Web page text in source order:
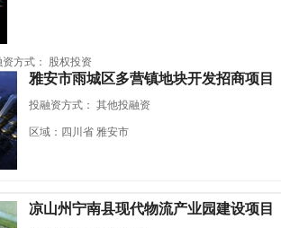
资方式： 股权投资
雅安市雨城区多营镇地块开发招商项目
投融资方式： 其他投融资
区域：四川省 雅安市
凉山州宁南县现代物流产业园建设项目